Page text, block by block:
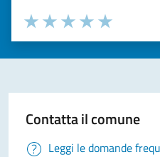
Valuta la chiarezza delle
Seleziona il numero di
Valuta 5
Valuta 4 stelle
Valuta 3 stelle su 5
Valuta 2 stelle su 5
Valuta 1 stelle su 5
Contatta il comune
Leggi le domande